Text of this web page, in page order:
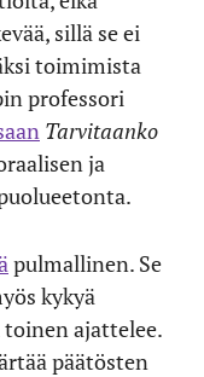
sillä se ei
toimimista
professori
Tarvitaanko
ja
pulmallinen. Se
kykyä
ajattelee.
päätösten